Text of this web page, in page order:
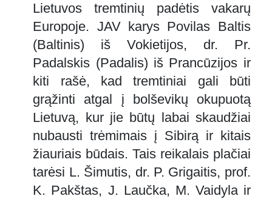
Lietuvos tremtinių padėtis vakarų
Europoje. JAV karys Povilas Baltis
(Baltinis) iš Vokietijos, dr. Pr.
Padalskis (Padalis) iš Prancūzijos ir
kiti rašė, kad tremtiniai gali būti
grąžinti atgal į bolševikų okupuotą
Lietuvą, kur jie būtų labai skaudžiai
nubausti trėmimais į Sibirą ir kitais
žiauriais būdais. Tais reikalais plačiai
tarėsi L. Šimutis, dr. P. Grigaitis, prof.
K. Pakštas, J. Laučka, M. Vaidyla ir